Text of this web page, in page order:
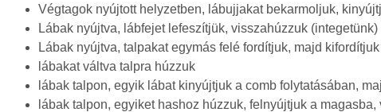
Végtagok nyújtott helyzetben, lábujjakat bekarmoljuk,
Lábak nyújtva, lábfejet lefeszítjük, visszahúzzuk (integetünk)
Lábak nyújtva, talpakat egymás felé fordítjuk, majd kifordítjuk
lábakat váltva talpra húzzuk
lábak talpon, egyik lábat kinyújtjuk a comb folytatásában,
lábak talpon, egyiket hashoz húzzuk, felnyújtjuk a